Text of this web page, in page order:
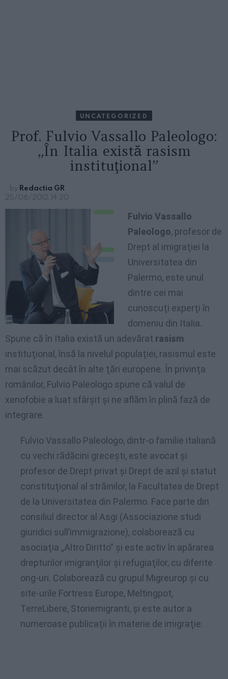
UNCATEGORIZED
Prof. Fulvio Vassallo Paleologo:
„În Italia există rasism
instituţional”
by Redactia GR
25/06/2012, 14:20
Fulvio Vassallo
Paleologo, profesor de
Drept al imigraţiei la
Universitatea din
Palermo, este unul
dintre cei mai
cunoscuţi experţi în
domeniu din Italia.
Spune că în Italia există un adevărat rasism
instituţional, însă la nivelul populaţiei, rasismul este
mai scăzut decât în alte ţări europene. În privinţa
românilor, Fulvio Paleologo spune că valul de
xenofobie a luat sfârşit şi ne aflăm în plină fază de
integrare.
Fulvio Vassallo Paleologo, dintr-o familie italiană
cu vechi rădăcini greceşti, este avocat şi
profesor de Drept privat şi Drept de azil şi statut
constituţional al străinilor, la Facultatea de Drept
de la Universitatea din Palermo. Face parte din
consiliul director al Asgi (Associazione studi
giuridici sull’immigrazione), colaborează cu
asociaţia „Altro Diritto” şi este activ în apărarea
drepturilor imigranţilor şi refugiaţilor, cu diferite
ong-uri. Colaborează cu grupul Migreurop şi cu
site-urile Fortress Europe, Meltingpot,
TerreLibere, Storiemigranti, şi este autor a
numeroase publicaţii în materie de imigraţie.